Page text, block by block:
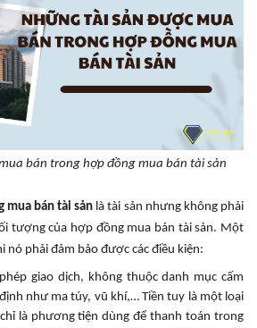
bán trong hợp đồng mua bán tài sản
mua bán tài sản là tài sản nhưng không phải
tượng của hợp đồng mua bán tài sản. Một
nó phải đảm bảo được các điều kiện:
giao dịch, không thuộc danh mục cấm
như ma túy, vũ khí,… Tiền tuy là một loại
là phương tiện dùng để thanh toán trong